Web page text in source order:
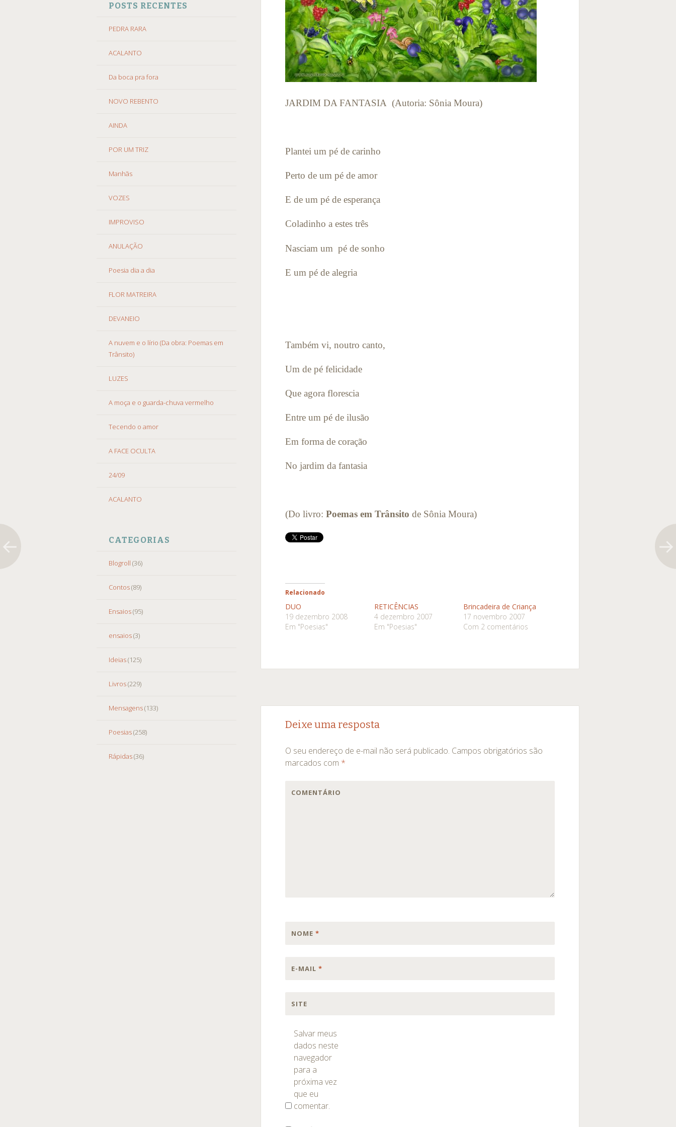
O
POSTS RECENTES
PEDRA RARA
ACALANTO
Da boca pra fora
NOVO REBENTO
AINDA
POR UM TRIZ
Manhãs
VOZES
IMPROVISO
ANULAÇÃO
Poesia dia a dia
FLOR MATREIRA
DEVANEIO
A nuvem e o lírio (Da obra: Poemas em
Trânsito)
LUZES
A moça e o guarda-chuva vermelho
Tecendo o amor
A FACE OCULTA
24/09
ACALANTO
CATEGORIAS
Blogroll (36)
Contos(89)
Ensaios(95)
ensaios(3)
Ideias(125)
Livros(229)
Mensagens(133)
Poesias(258)
Rápidas(36)
JARDIM DA FANTASIA (Autoria: Sônia Moura)
Plantei um pé de carinho
Perto de um pé de amor
E de um pé de esperança
Coladinho a estes três
Nasciam um pé de sonho
E um pé de alegria
Também vi, noutro canto,
Um de pé felicidade
Que agora florescia
Entre um pé de ilusão
Em forma de coração
No jardim da fantasia
(Do livro:Poemas em Trânsito de Sônia Moura)
Relacionado
DUO
19 dezembro 2008
Em "Poesias"
RETICÊNCIAS
4 dezembro 2007
Em "Poesias"
Brincadeira de Criança
17 novembro 2007
Com 2 comentários
Navegação
posts
Deixe uma resposta
O seu endereço de e-mail não será publicado. Campos obrigatórios são
marcados com *
COMENTÁRIO
NOME*
E-MAIL*
SITE
Salvar meus
dados neste
navegador
para a
próxima vez
que eu
comentar.